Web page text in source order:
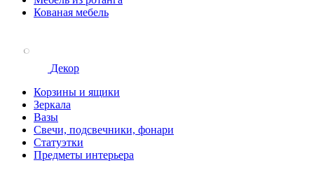
Кованая мебель
Декор
Корзины и ящики
Зеркала
Вазы
Свечи, подсвечники, фонари
Статуэтки
Предметы интерьера